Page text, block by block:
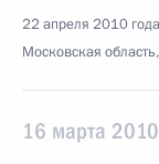
22 апреля 2010
Московская
16 марта